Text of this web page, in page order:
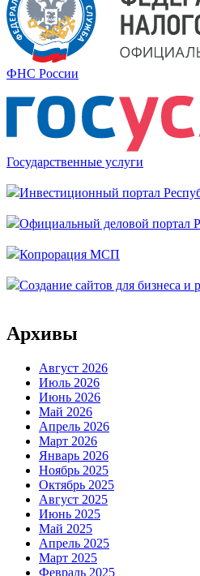
ФНС России
Государственные услуги
Инвестиционный портал
Официальный деловой портал
Копрорация МСП
Создание сайтов для бизнеса и
Архивы
Август 2026
Июль 2026
Июнь 2026
Май 2026
Апрель 2026
Март 2026
Январь 2026
Ноябрь 2025
Октябрь 2025
Август 2025
Июнь 2025
Май 2025
Апрель 2025
Март 2025
Февраль 2025